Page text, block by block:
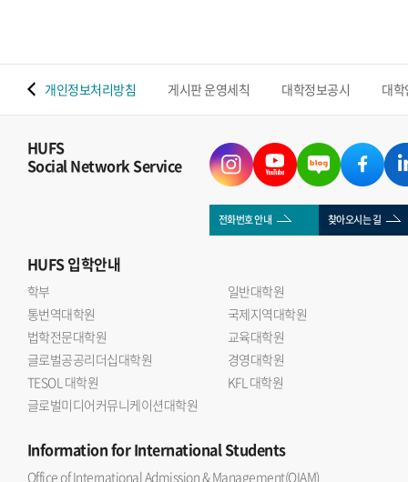
개인정보처리방침 게시판 운영세칙 대학정보공시 대
HUFS
Social Network Service
전화번호 안내 찾아오시는 길
HUFS입학안내
학부
일반대학원
통번역대학원
국제지역대학원
법학전문대학원
교육대학원
글로벌공공리더십대학원
경영대학원
TESOL 대학원
KFL 대학원
글로벌미디어커뮤니케이션대학원
Informationfor International Students
Office of International Admission & Management(OIAM)